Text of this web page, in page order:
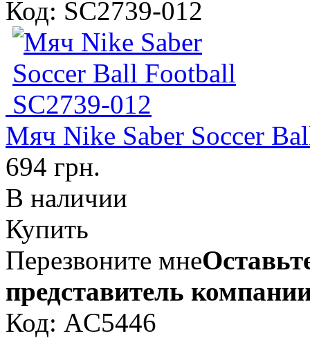
Код: SC2739-012
Мяч Nike Saber Soccer
694 грн.
В наличии
Купить
Перезвоните мне
представитель
Код: AC5446